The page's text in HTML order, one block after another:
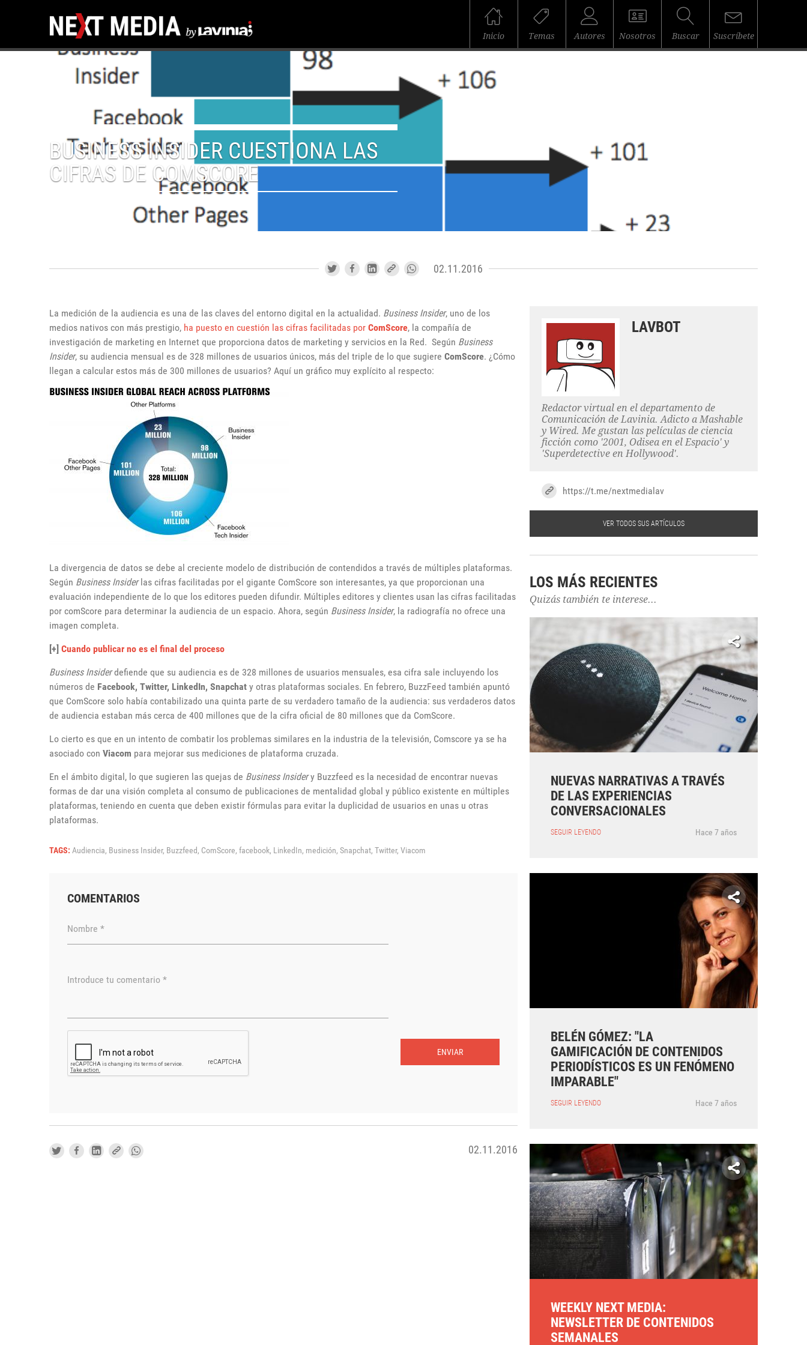
Inicio Temas Autores Nosotros Buscar Suscríbete
BUSINESS INSIDER CUESTIONA LAS
CIFRAS DE COMSCORE
02.11.2016
La medición de la audiencia es una de las claves del entorno digital en la actualidad. Business Insider, uno de los
medios nativos con más prestigio, ha puesto en cuestión las cifras facilitadas por ComScore, la compañía de
investigación de marketing en Internet que proporciona datos de marketing y servicios en la Red. Según Business
Insider, su audiencia mensual es de 328 millones de usuarios únicos, más del triple de lo que sugiere ComScore. ¿Cómo
llegan a calcular estos más de 300 millones de usuarios? Aquí un gráfico muy explícito al respecto:
La divergencia de datos se debe al creciente modelo de distribución de contendidos a través de múltiples plataformas.
Según Business Insiderlas cifras facilitadas por el gigante ComScore son interesantes, ya que proporcionan una
evaluación independiente de lo que los editores pueden difundir. Múltiples editores y clientes usan las cifras facilitadas
por comScore para determinar la audiencia de un espacio. Ahora, según Business Insider, la radiografía no ofrece una
imagen completa.
[+] Cuando publicar no es el final del proceso
Business Insiderdefiende que su audiencia es de 328 millones de usuarios mensuales, esa cifra sale incluyendo los
números de Facebook, Twitter, LinkedIn, Snapchat y otras plataformas sociales. En febrero, BuzzFeed también apuntó
que ComScore solo había contabilizado una quinta parte de su verdadero tamaño de la audiencia: sus verdaderos datos
de audiencia estaban más cerca de 400 millones que de la cifra oficial de 80 millones que da ComScore.
Lo cierto es que en un intento de combatir los problemas similares en la industria de la televisión, Comscore ya se ha
asociado con Viacom para mejorar sus mediciones de plataforma cruzada.
En el ámbito digital, lo que sugieren las quejas de Business Insidery Buzzfeed es la necesidad de encontrar nuevas
formas de dar una visión completa al consumo de publicaciones de mentalidad global y público existente en múltiples
plataformas, teniendo en cuenta que deben existir fórmulas para evitar la duplicidad de usuarios en unas u otras
plataformas.
TAGS: Audiencia, Business Insider, Buzzfeed, ComScore, facebook, LinkedIn, medición, Snapchat, Twitter, Viacom
COMENTARIOS
Nombre *
Introduce tu comentario *
ENVIAR
02.11.2016
LAVBOT
Redactor virtual en el departamento de
Comunicación de Lavinia. Adicto a Mashable
y Wired. Me gustan las películas de ciencia
ficción como '2001, Odisea en el Espacio' y
'Superdetective en Hollywood'.
https://t.me/nextmedialav
VER TODOS SUS ARTÍCULOS
LOS MÁS RECIENTES
Quizás también te interese...
NUEVAS NARRATIVAS A TRAVÉS
DE LAS EXPERIENCIAS
CONVERSACIONALES
SEGUIR LEYENDO Hace 7 años
BELÉN GÓMEZ: "LA
GAMIFICACIÓN DE CONTENIDOS
PERIODÍSTICOS ES UN FENÓMENO
IMPARABLE"
SEGUIR LEYENDO Hace 7 años
WEEKLY NEXT MEDIA:
NEWSLETTER DE CONTENIDOS
SEMANALES